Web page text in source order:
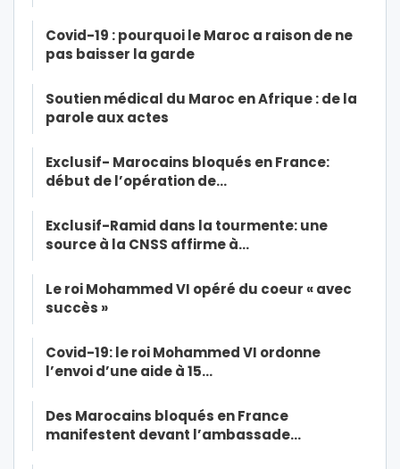
Covid-19 : pourquoi le Maroc a raison de ne
pas baisser la garde
Soutien médical du Maroc en Afrique : de la
parole aux actes
Exclusif- Marocains bloqués en France:
début de l’opération de…
Exclusif-Ramid dans la tourmente: une
source à la CNSS affirme à…
Le roi Mohammed VI opéré du coeur « avec
succès »
Covid-19: le roi Mohammed VI ordonne
l’envoi d’une aide à 15…
Des Marocains bloqués en France
manifestent devant l’ambassade…